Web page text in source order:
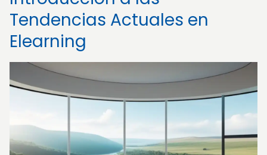
Tendencias Actuales en
Elearning